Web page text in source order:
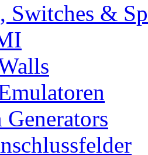
Switches &
Generators